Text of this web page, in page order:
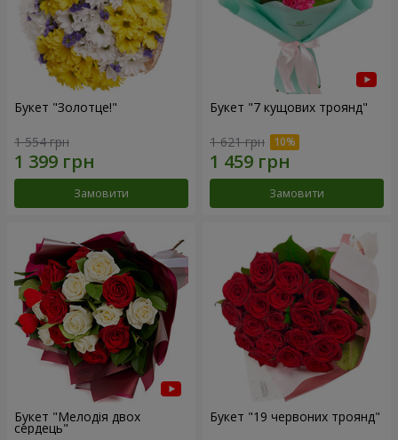
Букет "Золотце!"
1 554 грн
Замовити
Букет "7 кущових троянд"
1 621 грн
Замовити
Букет "Мелодія двох
сердець"
Букет "19 червоних троянд"